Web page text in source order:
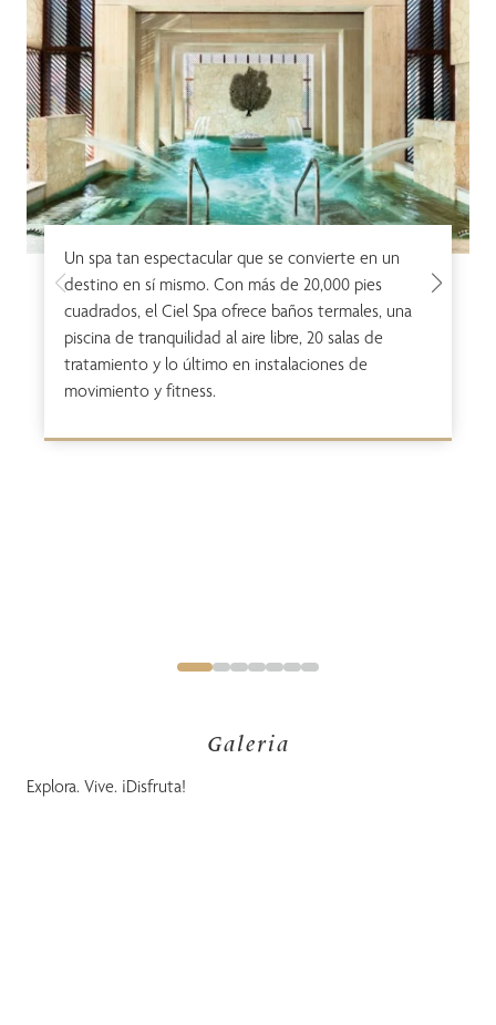
Un spa tan espectacular que se convierte en un
destino en sí mismo. Con más de 20,000 pies
cuadrados, el Ciel Spa ofrece baños termales, una
piscina de tranquilidad al aire libre, 20 salas de
tratamiento y lo último en instalaciones de
movimiento y fitness.
Galeria
Explora. Vive. ¡Disfruta!